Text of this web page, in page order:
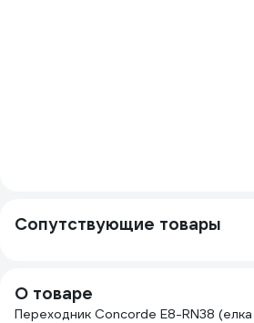
Сопутствующие товары
О товаре
Переходник Concorde E8-RN38